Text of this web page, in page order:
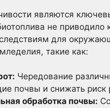
являются
не
для
такие как:
Чередование
почвы и снижать риск
обработка почвы: